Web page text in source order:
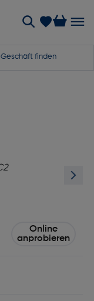
Geschäft finden
Online
anprobieren